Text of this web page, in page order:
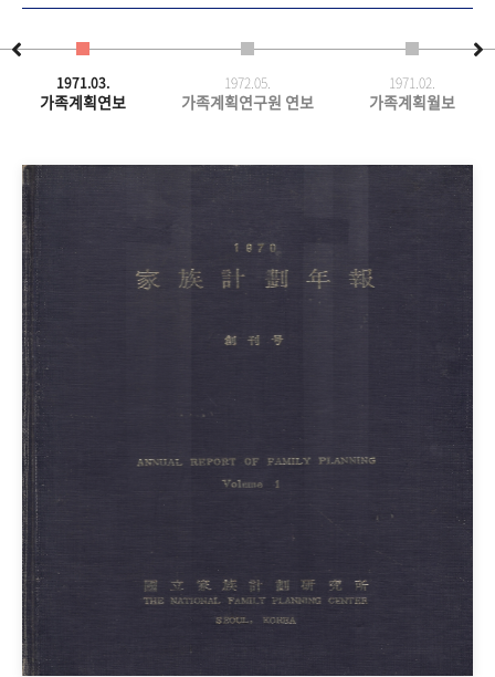
1971.03.
가족계획연보
1972.05.
가족계획연구원 연보
1971.02.
가족계획월보